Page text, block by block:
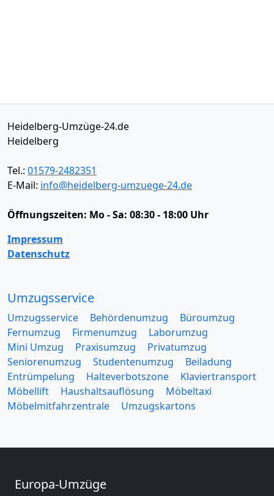
Heidelberg-Umzüge-24.de
Heidelberg
Tel.: 01579-2482351
E-Mail: info@heidelberg-umzuege-24.de
Öffnungszeiten: Mo - Sa: 08:30 - 18:00 Uhr
Impressum
Datenschutz
Umzugsservice
Umzugsservice Behördenumzug
Büroumzug
Fernumzug
Firmenumzug
Laborumzug
Mini Umzug
Praxisumzug
Privatumzug
Seniorenumzug
Studentenumzug
Beiladung
Entrümpelung
Halteverbotszone
Klaviertransport
Möbellift
Haushaltsauflösung
Möbeltaxi
Möbelmitfahrzentrale
Umzugskartons
Europa-Umzüge